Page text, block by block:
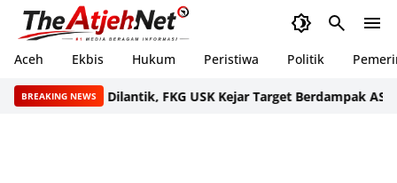
Aceh Ekbis Hukum Peristiwa Politik
BREAKING NEWS
Baru Dilantik, FKG USK Kejar Target Berdampak ASEAN